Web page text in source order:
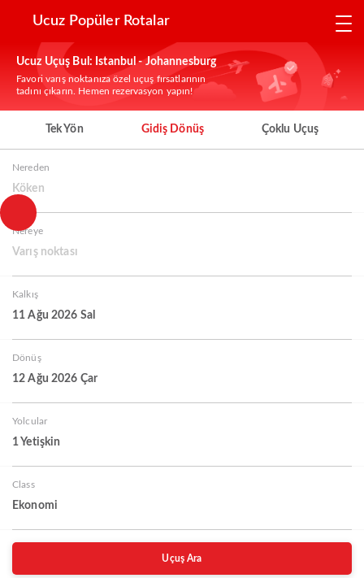
Ucuz Popüler Rotalar
Ucuz Uçuş Bul: Istanbul - Johannesburg
Favori varış noktanıza özel uçuş fırsatlarının
tadını çıkarın. Hemen rezervasyon yapın!
Tek Yön Gidiş Dönüş Çoklu Uçuş
Nereden
Köken
Nereye
Varış noktası
Kalkış
11 Ağu 2026 Sal
Dönüş
12 Ağu 2026 Çar
Yolcular
1 Yetişkin
Class
Ekonomi
Uçuş Ara